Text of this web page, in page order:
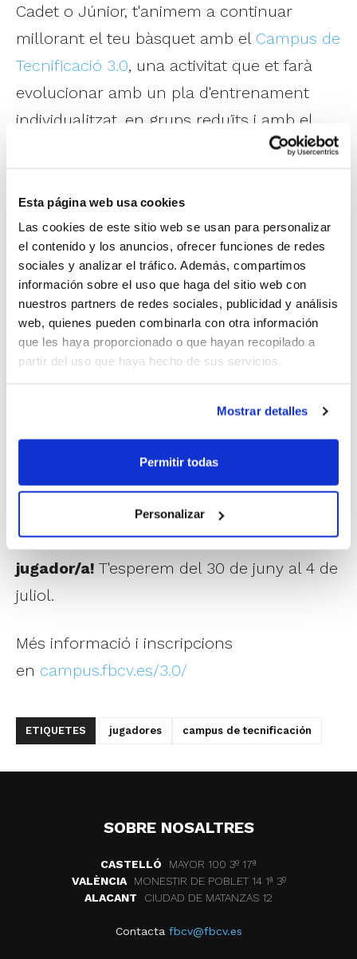
Esta página web usa cookies
Las cookies de este sitio web se usan para personalizar
el contenido y los anuncios, ofrecer funciones de redes
sociales y analizar el tráfico. Además, compartimos
información sobre el uso que haga del sitio web con
nuestros partners de redes sociales, publicidad y análisis
web, quienes pueden combinarla con otra información
que les haya proporcionado o que hayan recopilado a
partir del uso que haya hecho de sus servicios.
Mostrar detalles
Permitir todas
Personalizar
Cadet o Júnior, t'animem a continuar
millorant el teu bàsquet amb el Campus de
Tecnificació 3.0, una activitat que et farà
evolucionar amb un pla d'entrenament
individualitzat, en grups reduïts i amb el
suport de la tecnologia actual, incloent-hi
El Campus 3.0 se celebra
simultàniament a València i Alacant, en
horari des de les 08.00 fins a les 18.30 h. A
més d'un treball específic dels fonaments
tècnics més importants del bàsquet, hi
haurà una atenció especial al 3×3 durant
com a objectiu especial que ens marquem
enguany es troba l'obtenció d'avantatges a
partir del mà a mà.
40 hores de treball intensiu en 5 dies
perquè sigues cada vegada més ben
jugador/a! T'esperem del 30 de juny al 4 de
juliol.
Més informació i inscripcions
en campus.fbcv.es/3.0/
ETIQUETES jugadores campus de tecnificación
SOBRE NOSALTRES
CASTELLÓ
MAYOR 100 3º 17ª
VALÈNCIA
MONESTIR DE POBLET 14 1ª 3º
ALACANT
CIUDAD DE MATANZAS 12
Contacta fbcv@fbcv.es